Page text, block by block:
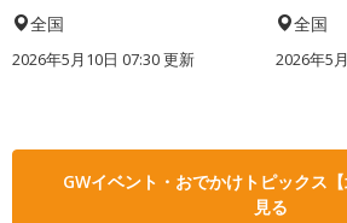
全国
2026年5月10日 07:30 更新
全国
2026年5
GWイベント・おでかけトピックス
見る